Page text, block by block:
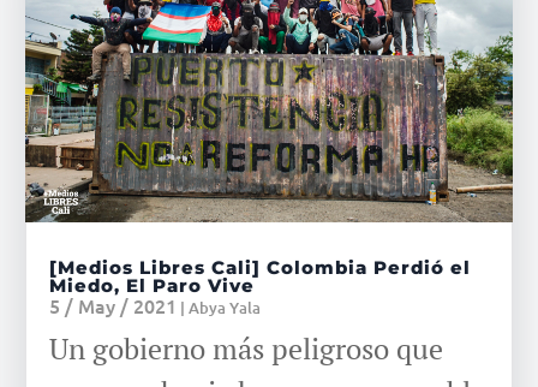
[Medios Libres Cali] Colombia Perdió el
Miedo, El Paro Vive
5 / May / 2021 |Abya Yala
Un gobierno más peligroso que